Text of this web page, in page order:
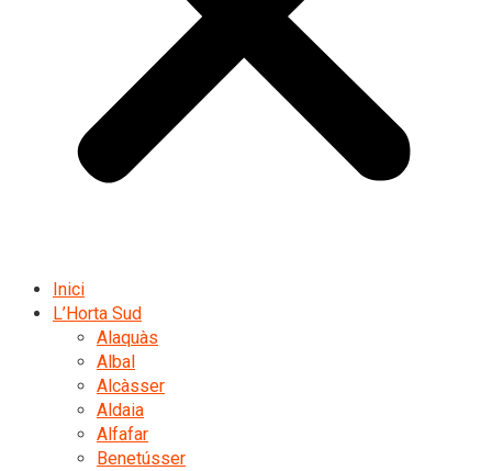
Inici
L’Horta Sud
Alaquàs
Albal
Alcàsser
Aldaia
Alfafar
Benetússer